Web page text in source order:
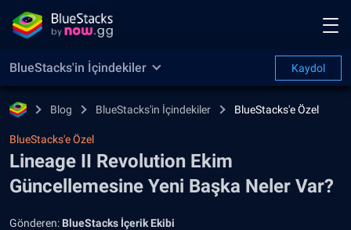
BlueStacks'in İçindekiler Kaydol
Blog BlueStacks'in İçindekiler BlueStacks'e Özel
BlueStacks'e Özel
Lineage II Revolution Ekim
Güncellemesine Yeni Başka Neler Var?
Gönderen: BlueStacks İçerik Ekibi